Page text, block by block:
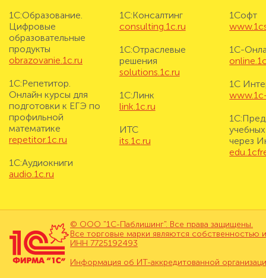
1С:Образование.
Цифровые
образовательные
продукты
obrazovanie.1c.ru
1С:Репетитор.
Онлайн курсы для
подготовки к ЕГЭ по
профильной
математике
repetitor.1c.ru
1С:Аудиокниги
audio.1c.ru
1С:Консалтинг
consulting.1c.ru
1С:Отраслевые
решения
solutions.1c.ru
1С:Линк
link.1c.ru
ИТС
its.1c.ru
1Софт
1С-
1С
через
© ООО "1С-Паблишинг". Все права защищены.
Все торговые марки являются собственностью
ИНН 7725192493
Информация об ИТ-аккредитованной